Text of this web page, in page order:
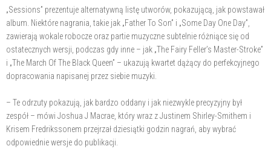
„Sessions” prezentuje alternatywną listę utworów, pokazującą, jak powstawał
album. Niektóre nagrania, takie jak „Father To Son” i „Some Day One Day”,
zawierają wokale robocze oraz partie muzyczne subtelnie różniące się od
ostatecznych wersji, podczas gdy inne – jak „The Fairy Feller’s Master-Stroke”
i „The March Of The Black Queen” – ukazują kwartet dążący do perfekcyjnego
dopracowania napisanej przez siebie muzyki.
– Te odrzuty pokazują, jak bardzo oddany i jak niezwykle precyzyjny był
zespół – mówi Joshua J Macrae, który wraz z Justinem Shirley-Smithem i
Krisem Fredrikssonem przejrzał dziesiątki godzin nagrań, aby wybrać
odpowiednie wersje do publikacji.